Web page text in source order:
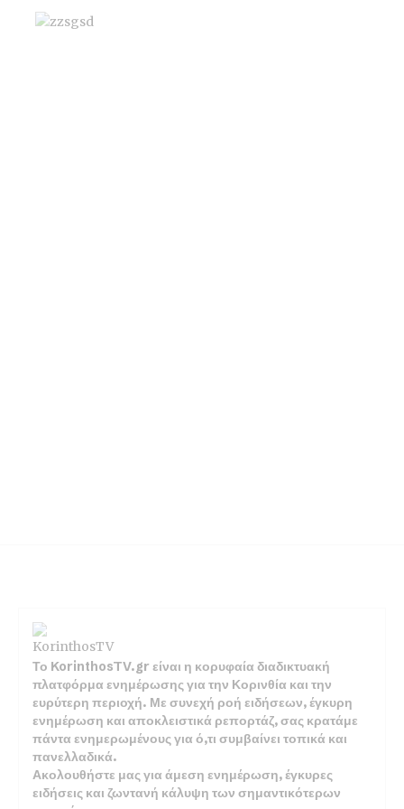
Το KorinthosTV.gr είναι η κορυφαία διαδικτυακή
πλατφόρμα ενημέρωσης για την Κορινθία και την
ευρύτερη περιοχή. Με συνεχή ροή ειδήσεων, έγκυρη
ενημέρωση και αποκλειστικά ρεπορτάζ, σας κρατάμε
πάντα ενημερωμένους για ό,τι συμβαίνει τοπικά και
πανελλαδικά.
Ακολουθήστε μας για άμεση ενημέρωση, έγκυρες
ειδήσεις και ζωντανή κάλυψη των σημαντικότερων